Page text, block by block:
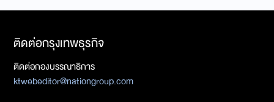
ติดต่อกรุงเทพธุรกิจ
ติดต่อกองบรรณาธิการ
ktwebeditor@nationgroup.com